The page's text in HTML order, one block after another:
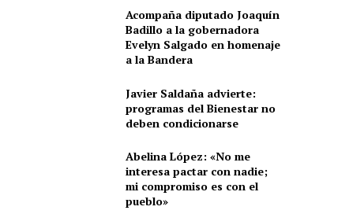
Acompaña diputado Joaquín
Badillo a la gobernadora
Evelyn Salgado en homenaje
a la Bandera
Javier Saldaña advierte:
programas del Bienestar no
deben condicionarse
Abelina López: «No me
interesa pactar con nadie;
mi compromiso es con el
pueblo»